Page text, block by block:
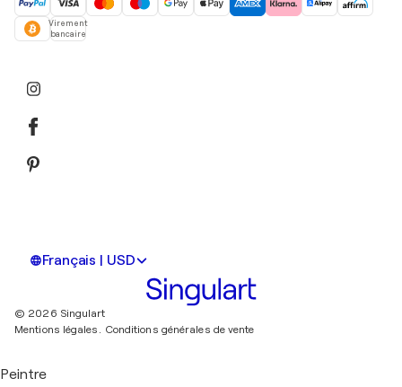
Virement
bancaire
Français | USD
© 2026 Singulart
Mentions légales. Conditions générales de vente
Peintre